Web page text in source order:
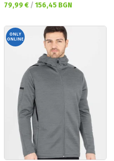
Текуща цена:
79,99 € / 156,45 BGN
ONLY
ONLINE